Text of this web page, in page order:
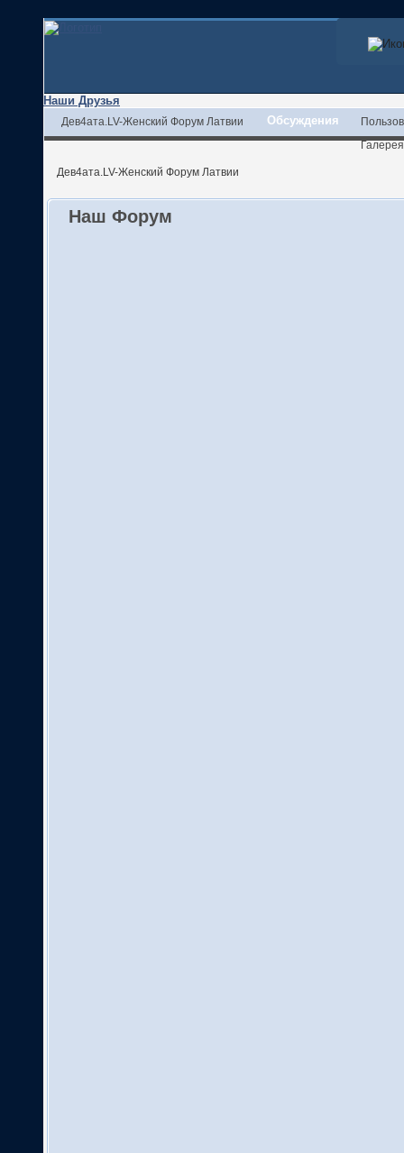
Наши Друзья
Дев4ата.LV-Женский Форум Латвии Обсуждения
Галерея
Дев4ата.LV-Женский Форум Латвии
Наш Форум